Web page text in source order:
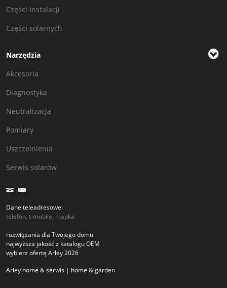
Części instalacji
Części solarnych
Narzędzia
Akcesoria
Diagnostyka
Neutralizacja
Pomiary
Uszczelnienia
Serwis solarów
Dane teleadresowe:
telefon, t-mobile, mapka
rozwiązania dla Twojego domu
najwyższa jakość z katalogu OEM
wybierz ofertę Arley 2026
Arley home & serwis | home & garden